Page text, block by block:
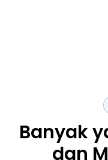
Banyak
dan